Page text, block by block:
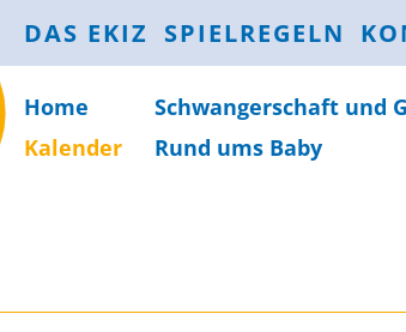
DAS EKIZ SPIELREGELN
Home Schwanger­schaft und
Kalender
Rund ums Baby